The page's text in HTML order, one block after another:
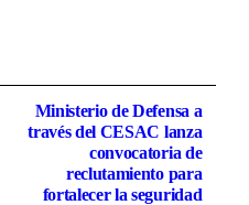
Ministerio de Defensa a
través del CESAC lanza
convocatoria de
reclutamiento para
fortalecer la seguridad